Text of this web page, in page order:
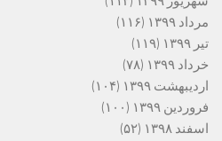
مرداد ۱۳۹۹
(۱۱۶)
تیر ۱۳۹۹
(۱۱۹)
خرداد ۱۳۹۹
(۷۸)
اردیبهشت ۱۳۹۹
(۱۰۴)
فروردین ۱۳۹۹
(۱۰۰)
اسفند ۱۳۹۸
(۵۲)